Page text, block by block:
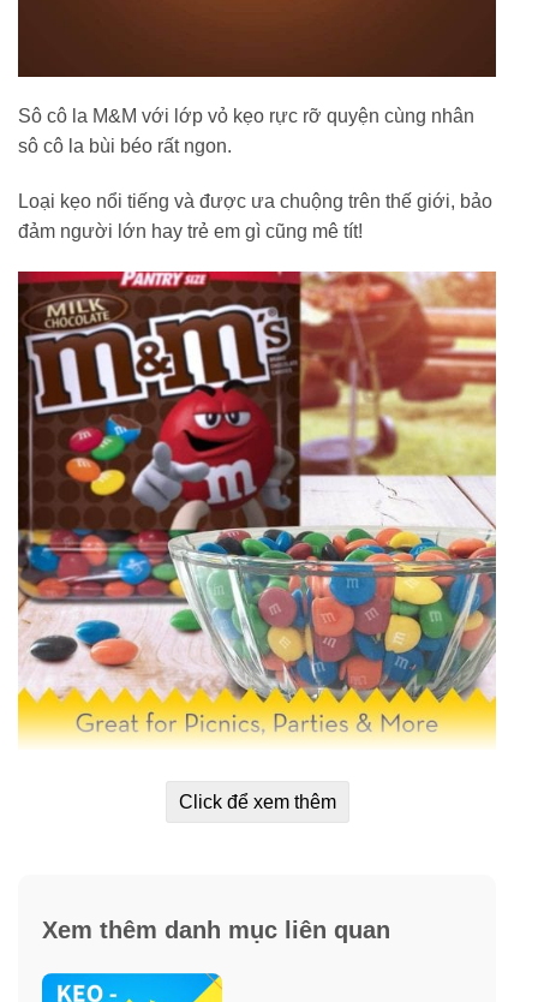
Sô cô la M&M với lớp vỏ kẹo rực rỡ quyện cùng nhân
sô cô la bùi béo rất ngon.
Loại kẹo nổi tiếng và được ưa chuộng trên thế giới, bảo
đảm người lớn hay trẻ em gì cũng mê tít!
Kẹo Socola M&M có ngoài lớp vỏ giòn tan, bên trong sẽ
làn mùi hương ngọt ngào, cuốn hút của Chocolate.
toàn, rất tốt cho sức khỏe.
Click để xem thêm
Xem thêm danh mục liên quan